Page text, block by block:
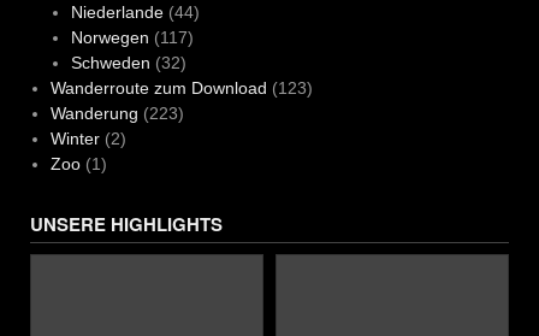
Niederlande(44)
Norwegen (117)
Schweden (32)
Wanderroute zum Download (123)
Wanderung (223)
Winter(2)
Zoo(1)
UNSERE HIGHLIGHTS